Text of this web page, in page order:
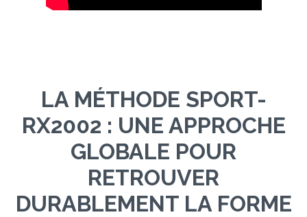
LA MÉTHODE SPORT-
RX2002 : UNE APPROCHE
GLOBALE POUR
RETROUVER
DURABLEMENT LA FORME